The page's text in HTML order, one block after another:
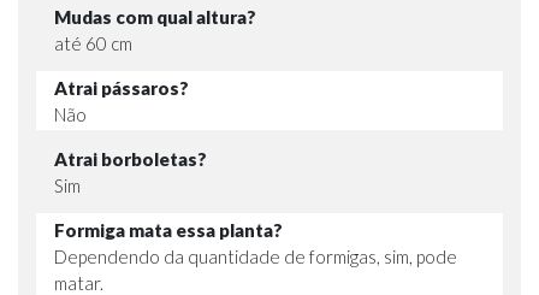
Mudas com qual altura?
até 60 cm
Atrai pássaros?
Não
Atrai borboletas?
Sim
Formiga mata essa planta?
Dependendo da quantidade de formigas, sim, pode
matar.